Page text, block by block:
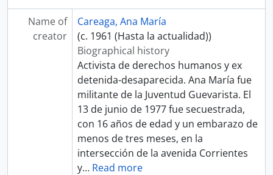
Name of
creator
Careaga, Ana María
(c. 1961 (Hasta la actualidad))
Biographical history
Activista de derechos humanos y ex
detenida-desaparecida. Ana María fue
militante de la Juventud Guevarista. El
13 de junio de 1977 fue secuestrada,
con 16 años de edad y un embarazo de
menos de tres meses, en la
intersección de la avenida Corrientes
y… Read more